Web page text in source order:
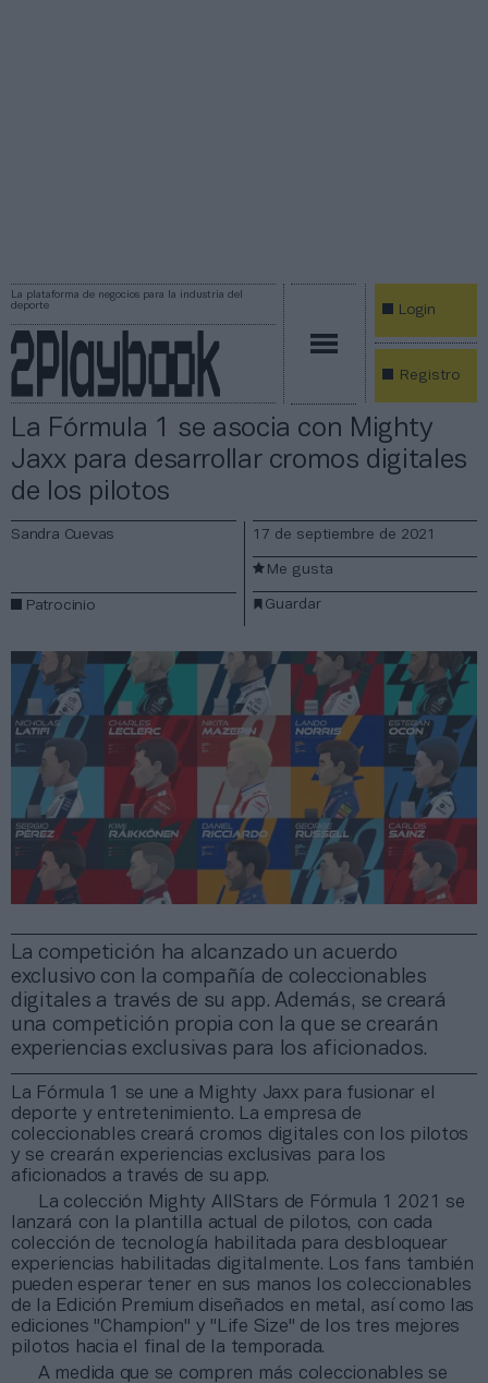
La plataforma de negocios para la industria del
deporte
Login
Registro
La Fórmula 1 se asocia con Mighty
Jaxx para desarrollar cromos digitales
de los pilotos
La competición ha alcanzado un acuerdo
exclusivo con la compañía de coleccionables
digitales a través de su app. Además, se creará
una competición propia con la que se crearán
experiencias exclusivas para los aficionados.
Sandra Cuevas
Patrocinio
17 de septiembre de 2021
Guardar
Me gusta
La Fórmula 1 se une a Mighty Jaxx para fusionar el
deporte y entretenimiento. La empresa de
coleccionables creará cromos digitales con los pilotos
y se crearán experiencias exclusivas para los
aficionados a través de su app.
La colección Mighty AllStars de Fórmula 1 2021 se
lanzará con la plantilla actual de pilotos, con cada
colección de tecnología habilitada para desbloquear
experiencias habilitadas digitalmente. Los fans también
pueden esperar tener en sus manos los coleccionables
de la Edición Premium diseñados en metal, así como las
ediciones "Champion" y "Life Size" de los tres mejores
pilotos hacia el final de la temporada.
A medida que se compren más coleccionables se